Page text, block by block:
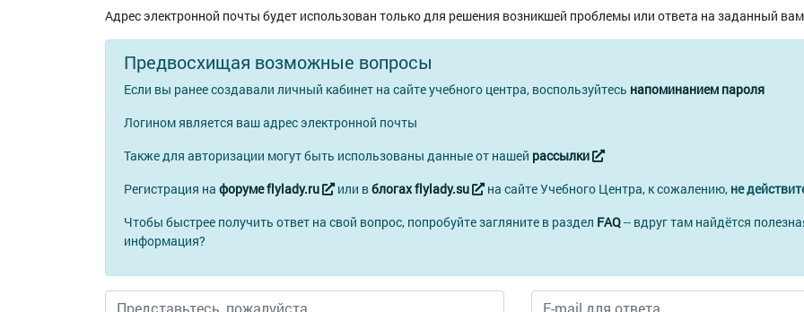
Адрес электронной почты будет использован только для решения возникшей проблемы или ответа на заданный
Предвосхищая возможные вопросы
Если вы ранее создавали личный кабинет на сайте учебного центра, воспользуйтесь напоминанием пароля
Логином является ваш адрес электронной почты
Также для авторизации могут быть использованы данные от нашей рассылки
Регистрация на форуме flylady.ru или вблогах flylady.su на сайте Учебного Центра, к сожалению, не
Чтобы быстрее получить ответ на свой вопрос, попробуйте загляните в раздел FAQ-- вдруг там найдётся
информация?